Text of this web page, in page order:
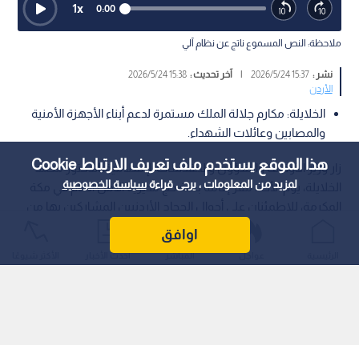
هذا الموقع يستخدم ملف تعريف الارتباط Cookie
لمزيد من المعلومات ، يرجى قراءةسياسة الخصوصية
اوافق
0:00
1x
ملاحظة: النص المسموع ناتج عن نظام آلي
نشر :15:37 2026/5/24
| آخر تحديث :15:38 2026/5/24
الأردن
الخلايلة: مكارم جلالة الملك مستمرة لدعم أبناء الأجهزة الأمنية
والمصابين وعائلات الشهداء.
زار وزير الأوقاف والشؤون والمقدسات الإسلامية، الدكتور محمد
الخلايلة، يوم الأحد، مقر إقامة بعثة حج مديرية الأمن العام في مكة
عواجل المباشر أحدث الأخبار